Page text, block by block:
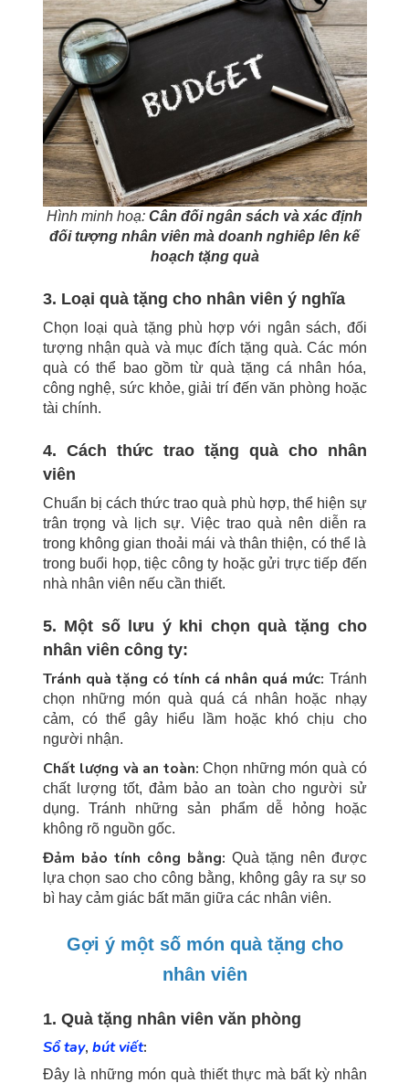
Hình minh hoạ: Cân đối ngân sách và xác định
đối tượng nhân viên mà doanh nghiêp lên kế
hoạch tặng quà
3. Loại quà tặng cho nhân viên ý nghĩa
Chọn loại quà tặng phù hợp với ngân sách, đối
tượng nhận quà và mục đích tặng quà. Các món
quà có thể bao gồm từ quà tặng cá nhân hóa,
công nghệ, sức khỏe, giải trí đến văn phòng hoặc
tài chính.
4. Cách thức trao tặng quà cho nhân
viên
Chuẩn bị cách thức trao quà phù hợp, thể hiện sự
trân trọng và lịch sự. Việc trao quà nên diễn ra
trong không gian thoải mái và thân thiện, có thể là
trong buổi họp, tiệc công ty hoặc gửi trực tiếp đến
nhà nhân viên nếu cần thiết.
5. Một số lưu ý khi chọn quà tặng cho
nhân viên công ty:
Tránh quà tặng có tính cá nhân quá mức: Tránh
chọn những món quà quá cá nhân hoặc nhạy
cảm, có thể gây hiểu lầm hoặc khó chịu cho
người nhận.
Chất lượng và an toàn:Chọn những món quà có
chất lượng tốt, đảm bảo an toàn cho người sử
dụng. Tránh những sản phẩm dễ hỏng hoặc
không rõ nguồn gốc.
Đảm bảo tính công bằng: Quà tặng nên được
lựa chọn sao cho công bằng, không gây ra sự so
bì hay cảm giác bất mãn giữa các nhân viên.
Gợi ý một số món quà tặng cho
nhân viên
1. Quà tặng nhân viên văn phòng
Sổ tay, bút viết:
Đây là những món quà thiết thực mà bất kỳ nhân